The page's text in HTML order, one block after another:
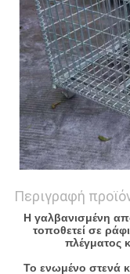
Περιγραφή
Η γαλβανισμένη
τοποθετεί σε
πλέγματος
Το ενωμένο στενά